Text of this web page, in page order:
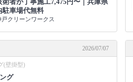
術者が丁寧施工7,475円〜｜兵庫県
駐車場代無料
戸クリーンワークス
2026/07/07
(壁掛型)
グ